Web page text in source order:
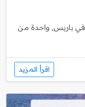
تُعد منحة إميل بوتمي – Sciences Po في باريس, واحدة من
اقرأ المزيد